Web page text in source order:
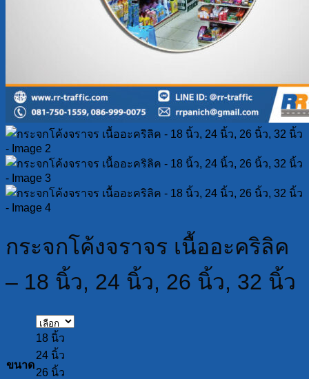
กระจกโค้งจราจร เนื้ออะคริลิค
– 18 นิ้ว, 24 นิ้ว, 26 นิ้ว, 32 นิ้ว
ขนาด
18 นิ้ว
24 นิ้ว
26 นิ้ว